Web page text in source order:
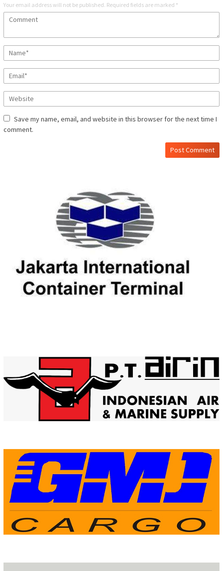
Your email address will not be published. Required fields are marked *
Save my name, email, and website in this browser for the next time I
comment.